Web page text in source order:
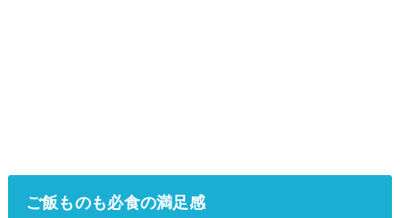
ご飯ものも必食の満足感